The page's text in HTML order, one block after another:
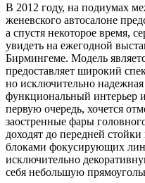
В 2012 году, на подиумах
женевского автосалоне
а спустя некоторое время,
увидеть на ежегодной
Бирмингеме. Модель
предоставляет широкий
но исключительно надежная
функциональный интерьер
первую очередь, хочется
заостренные фары
доходят до передней
блоками фокусирующих
исключительно
себя небольшую